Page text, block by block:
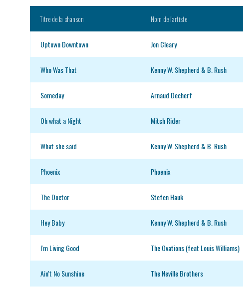
Titre de la chanson Nom de l’artiste
Uptown Downtown Jon Cleary
Who Was That Kenny W. Shepherd & B. Rush
Someday Arnaud Decherf
Oh what a Night Mitch Rider
What she said Kenny W. Shepherd & B. Rush
Phoenix Phoenix
The Doctor Stefen Hauk
Hey Baby Kenny W. Shepherd & B. Rush
I'm Living Good The Ovations (feat Louis Williams)
Ain't No Sunshine The Neville Brothers